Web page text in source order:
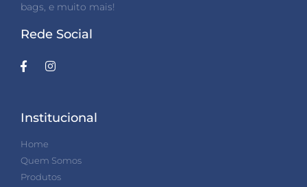
bags, e muito mais!
Rede Social
Institucional
Home
Quem Somos
Produtos